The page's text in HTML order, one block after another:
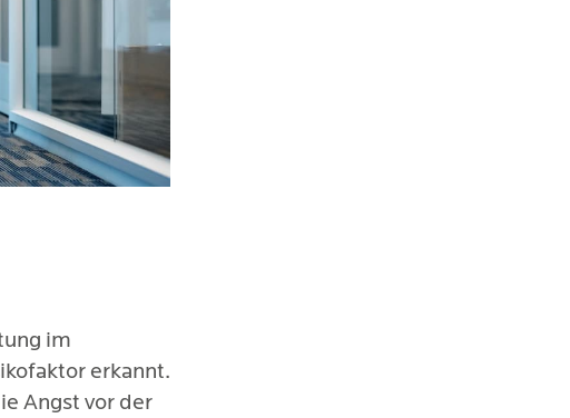
im
erkannt.
Angst vor der